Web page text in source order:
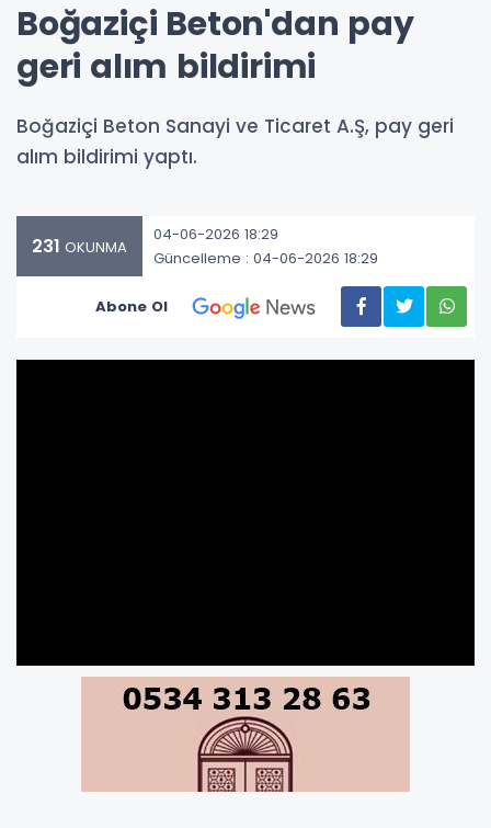
Boğaziçi Beton'dan pay
geri alım bildirimi
Boğaziçi Beton Sanayi ve Ticaret A.Ş, pay geri
alım bildirimi yaptı.
231 OKUNMA
04-06-2026 18:29
Güncelleme : 04-06-2026 18:29
Abone Ol